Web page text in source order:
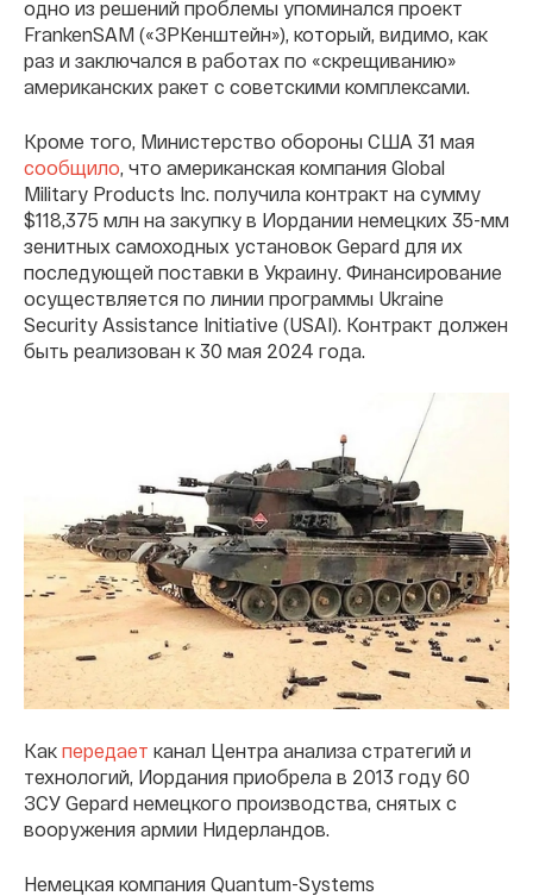
одно из решений проблемы упоминался проект
FrankenSAM («ЗРКенштейн»), который, видимо, как
раз и заключался в работах по «скрещиванию»
американских ракет с советскими комплексами.
Кроме того, Министерство обороны США 31 мая
сообщило , что американская компания Global
Military Products Inc. получила контракт на сумму
$118,375 млн на закупку в Иордании немецких 35-мм
зенитных самоходных установок Gepard для их
последующей поставки в Украину. Финансирование
осуществляется по линии программы Ukraine
Security Assistance Initiative (USAI). Контракт должен
быть реализован к 30 мая 2024 года.
Как передает канал Центра анализа стратегий и
технологий, Иордания приобрела в 2013 году 60
ЗСУ Gepard немецкого производства, снятых с
вооружения армии Нидерландов.
Немецкая компания Quantum-Systems